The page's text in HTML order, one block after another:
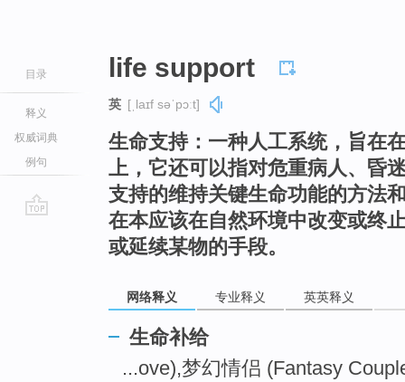
目录
释义
权威词典
例句
life support
英 [ˌlaɪf səˈpɔːt]
生命支持：一种人工系统，旨在
上，它还可以指对危重病人、昏
支持的维持关键生命功能的方法
在本应该在自然环境中改变或终
或延续某物的手段。
网络释义 专业释义 英英释义
生命补给
...ove),梦幻情侣 (Fantasy